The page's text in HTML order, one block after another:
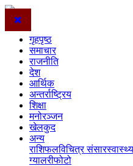
गृहपृष्ठ
समाचार
राजनीति
देश
आर्थिक
अन्तर्राष्ट्रिय
शिक्षा
मनोरञ्जन
खेलकुद
अन्य
राशिफलविचित्र संसारस्वास्थ्य
ग्यालरीफोटो